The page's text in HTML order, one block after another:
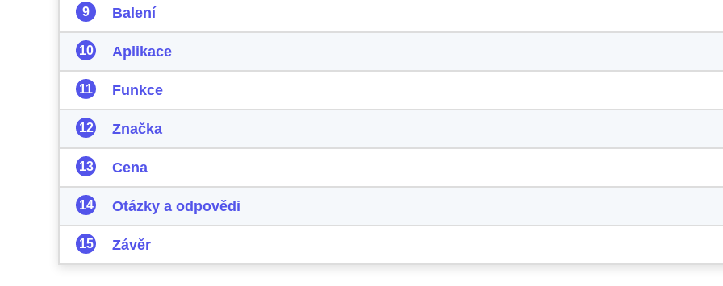
Balení
Aplikace
Funkce
Značka
Cena
Otázky a odpovědi
Závěr